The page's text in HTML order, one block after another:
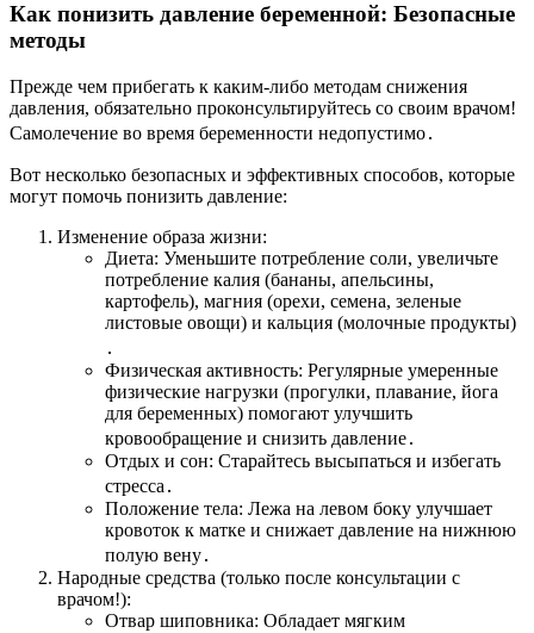
Как понизить давление беременной: Безопасные
методы
Прежде чем прибегать к каким-либо методам снижения
давления, обязательно проконсультируйтесь со своим врачом!
Самолечение во время беременности недопустимо․
Вот несколько безопасных и эффективных способов, которые
могут помочь понизить давление:
Изменение образа жизни:
Диета: Уменьшите потребление соли, увеличьте
потребление калия (бананы, апельсины,
картофель), магния (орехи, семена, зеленые
листовые овощи) и кальция (молочные продукты)
․
Физическая активность: Регулярные умеренные
физические нагрузки (прогулки, плавание, йога
для беременных) помогают улучшить
кровообращение и снизить давление․
Отдых и сон: Старайтесь высыпаться и избегать
стресса․
Положение тела: Лежа на левом боку улучшает
кровоток к матке и снижает давление на нижнюю
полую вену․
Народные средства (только после консультации с
врачом!):
Отвар шиповника: Обладает мягким